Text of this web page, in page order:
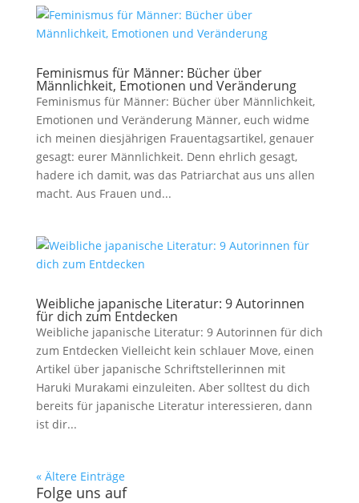
Feminismus für Männer: Bücher über
Männlichkeit, Emotionen und Veränderung
Feminismus für Männer: Bücher über Männlichkeit,
Emotionen und Veränderung Männer, euch widme
ich meinen diesjährigen Frauentagsartikel, genauer
gesagt: eurer Männlichkeit. Denn ehrlich gesagt,
hadere ich damit, was das Patriarchat aus uns allen
macht. Aus Frauen und...
Weibliche japanische Literatur: 9 Autorinnen
für dich zum Entdecken
Weibliche japanische Literatur: 9 Autorinnen für dich
zum Entdecken Vielleicht kein schlauer Move, einen
Artikel über japanische Schriftstellerinnen mit
Haruki Murakami einzuleiten. Aber solltest du dich
bereits für japanische Literatur interessieren, dann
ist dir...
« Ältere Einträge
Folge uns auf